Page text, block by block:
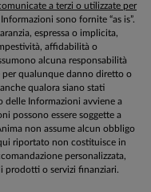
a terzi o utilizzate per
Informazioni sono fornite “as is”.
espressa o implicita,
affidabilità o
alcuna responsabilità
per qualunque danno diretto o
qualora siano stati
delle Informazioni avviene a
possono essere soggette a
non assume alcun obbligo
riportato non costituisce in
personalizzata,
prodotti o servizi finanziari.